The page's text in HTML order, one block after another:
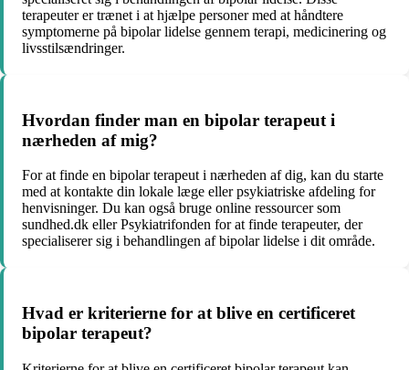
terapeuter er trænet i at hjælpe personer med at håndtere
symptomerne på bipolar lidelse gennem terapi, medicinering og
livsstilsændringer.
Hvordan finder man en bipolar terapeut i
nærheden af mig?
For at finde en bipolar terapeut i nærheden af dig, kan du starte
med at kontakte din lokale læge eller psykiatriske afdeling for
henvisninger. Du kan også bruge online ressourcer som
sundhed.dk eller Psykiatrifonden for at finde terapeuter, der
specialiserer sig i behandlingen af bipolar lidelse i dit område.
Hvad er kriterierne for at blive en certificeret
bipolar terapeut?